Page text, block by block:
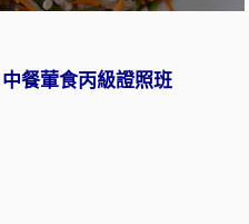
餐葷食丙級證照班